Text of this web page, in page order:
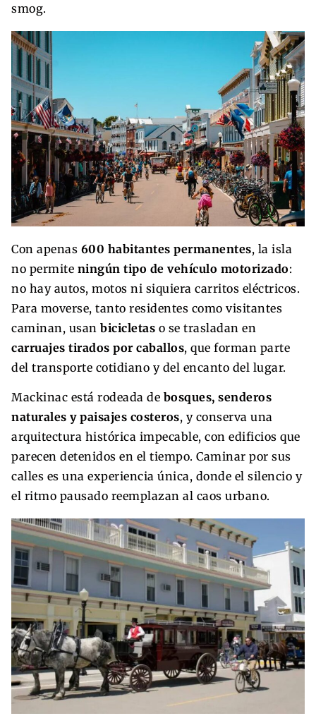
smog.
Con apenas 600 habitantes permanentes, la isla
no permite ningún tipo de vehículo motorizado:
no hay autos, motos ni siquiera carritos eléctricos.
Para moverse, tanto residentes como visitantes
caminan, usan bicicletas o se trasladan en
carruajes tirados por caballos, que forman parte
del transporte cotidiano y del encanto del lugar.
Mackinac está rodeada de bosques, senderos
naturales y paisajes costeros, y conserva una
arquitectura histórica impecable, con edificios que
parecen detenidos en el tiempo. Caminar por sus
calles es una experiencia única, donde el silencio y
el ritmo pausado reemplazan al caos urbano.